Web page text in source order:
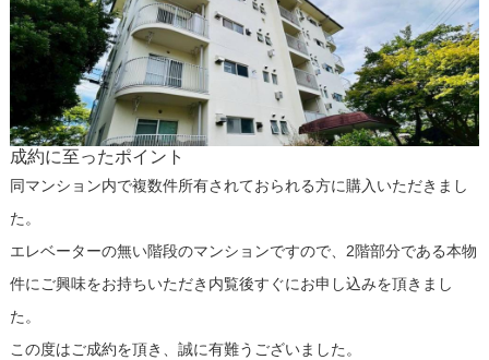
成約に至ったポイント
同マンション内で複数件所有されておられる方に購入いただきまし
た。
エレベーターの無い階段のマンションですので、2階部分である本物
件にご興味をお持ちいただき内覧後すぐにお申し込みを頂きまし
た。
この度はご成約を頂き、誠に有難うございました。